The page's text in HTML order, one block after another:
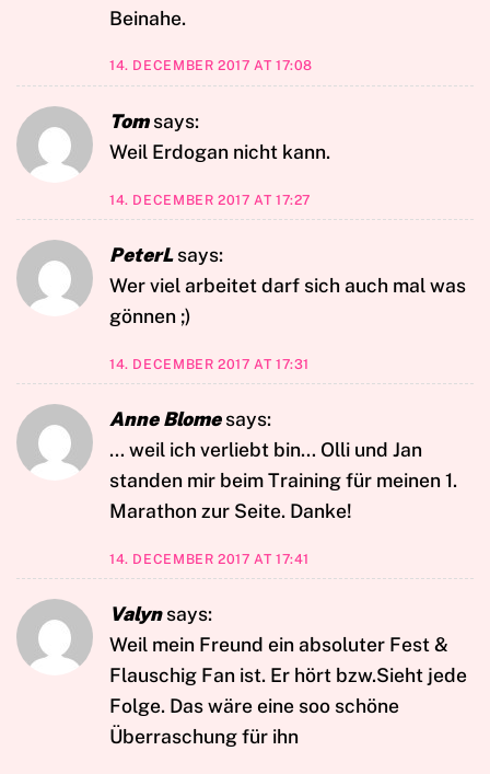
Beinahe.
14. DECEMBER 2017 AT 17:08
Tom says:
Weil Erdogan nicht kann.
14. DECEMBER 2017 AT 17:27
PeterL says:
Wer viel arbeitet darf sich auch mal was
gönnen ;)
14. DECEMBER 2017 AT 17:31
Anne Blome says:
… weil ich verliebt bin… Olli und Jan
standen mir beim Training für meinen 1.
Marathon zur Seite. Danke!
14. DECEMBER 2017 AT 17:41
Valyn says:
Weil mein Freund ein absoluter Fest &
Flauschig Fan ist. Er hört bzw.Sieht jede
Folge. Das wäre eine soo schöne
Überraschung für ihn